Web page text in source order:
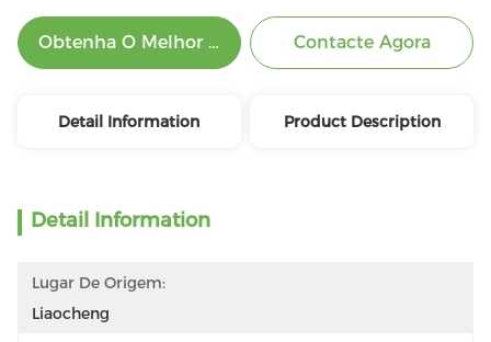
Obtenha O Melhor Preço Contacte Agora
Detail Information Product Description
Detail Information
Lugar De Origem:
Liaocheng